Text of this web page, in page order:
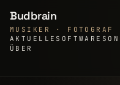
Budbrain
MUSIKER · FOTOGRAF
AKTUELLE SOFTWARE
ÜBER